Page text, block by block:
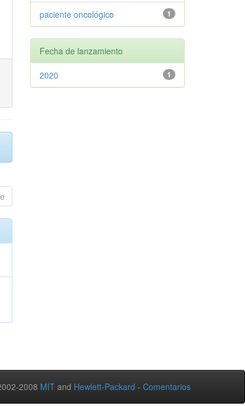
1
paciente oncológico
Fecha de lanzamiento
1
2020
2008 MIT and Hewlett-Packard - Comentarios